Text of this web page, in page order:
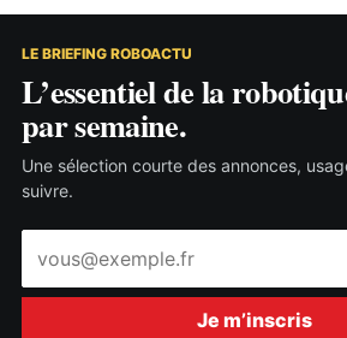
LE BRIEFING ROBOACTU
L’essentiel de la
par semaine.
Une sélection courte des annonces,
suivre.
mail
Je m’inscris